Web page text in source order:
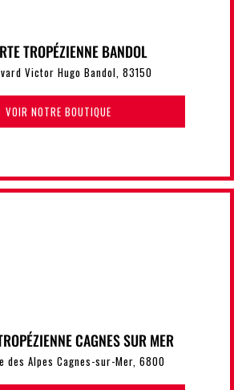
TROPÉZIENNE BANDOL
Victor Hugo Bandol, 83150
VOIR NOTRE BOUTIQUE
CAGNES SUR MER
des Alpes Cagnes-sur-Mer, 6800